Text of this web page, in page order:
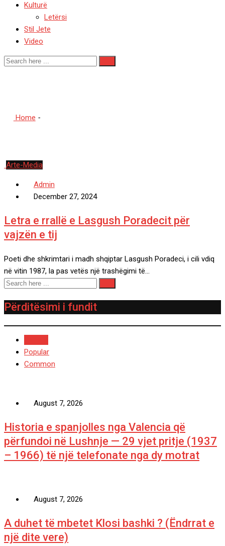
Kulturë
Letërsi
Stil Jete
Video
Home -
Arte-Media
Admin
December 27, 2024
Letra e rrallë e Lasgush Poradecit për
vajzën e tij
Poeti dhe shkrimtari i madh shqiptar Lasgush Poradeci, i cili vdiq
në vitin 1987, la pas vetës një trashëgimi të…
Përditësimi i fundit
Popular
Common
August 7, 2026
Historia e spanjolles nga Valencia që
përfundoi në Lushnje — 29 vjet pritje (1937
– 1966) të një telefonate nga dy motrat
August 7, 2026
A duhet të mbetet Klosi bashki ? (Ëndrrat e
një dite vere)